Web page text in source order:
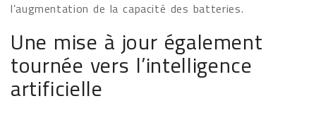
l’augmentation de la capacité des batteries.
Une mise à jour également
tournée vers l’intelligence
artificielle